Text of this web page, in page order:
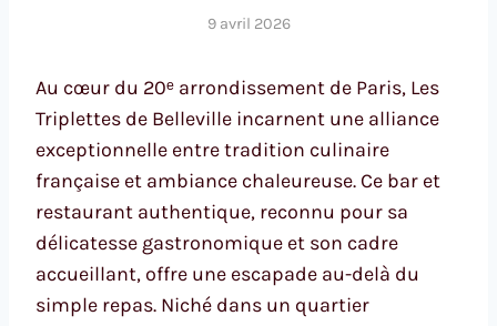
9 avril 2026
Au cœur du 20ᵉ arrondissement de Paris, Les
Triplettes de Belleville incarnent une alliance
exceptionnelle entre tradition culinaire
française et ambiance chaleureuse. Ce bar et
restaurant authentique, reconnu pour sa
délicatesse gastronomique et son cadre
accueillant, offre une escapade au-delà du
simple repas. Niché dans un quartier